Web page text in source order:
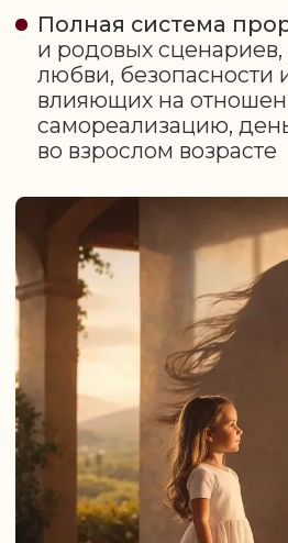
ИСЦЕЛИТЬ